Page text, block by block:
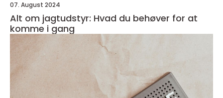
07. August 2024
Alt om jagtudstyr: Hvad du behøver for at
komme i gang